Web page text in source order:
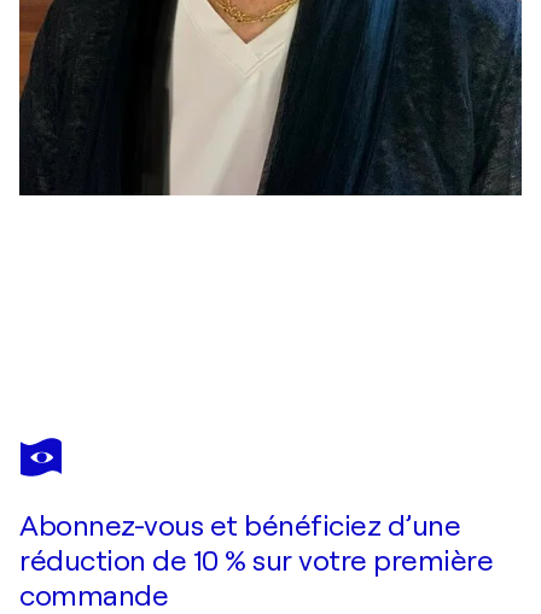
BERTA GOLDWASER
A campo abierto
Abonnez-vous et bénéficiez d’une
réduction de 10 % sur votre première
commande